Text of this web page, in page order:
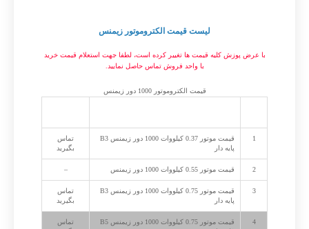
لیست قیمت الکتروموتور زیمنس
با عرض پوزش کلیه قیمت ها تغییر کرده است، لطفا جهت استعلام قیمت خرید
با واحد فروش تماس حاصل نمایید.
قیمت الکتروموتور 1000 دور زیمنس
1
قیمت موتور 0.37 کیلووات 1000 دور زیمنس B3
پایه دار
تماس
بگیرید
2 قیمت موتور 0.55 کیلووات 1000 دور زیمنس –
3
قیمت موتور 0.75 کیلووات 1000 دور زیمنس B3
پایه دار
تماس
بگیرید
4
قیمت موتور 0.75 کیلووات 1000 دور زیمنس B5
تماس